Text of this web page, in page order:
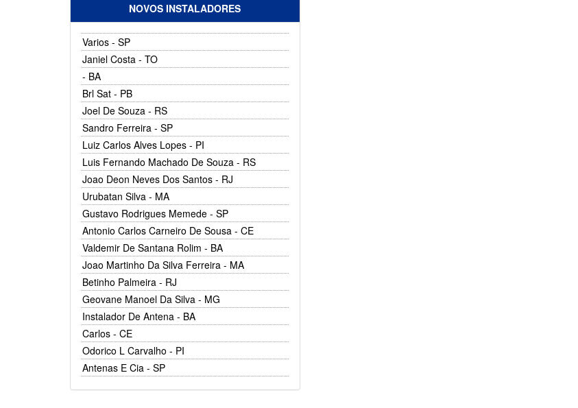
NOVOS INSTALADORES
Varios - SP
Janiel Costa - TO
- BA
Brl Sat - PB
Joel De Souza - RS
Sandro Ferreira - SP
Luiz Carlos Alves Lopes - PI
Luis Fernando Machado De Souza - RS
Joao Deon Neves Dos Santos - RJ
Urubatan Silva - MA
Gustavo Rodrigues Memede - SP
Antonio Carlos Carneiro De Sousa - CE
Valdemir De Santana Rolim - BA
Joao Martinho Da Silva Ferreira - MA
Betinho Palmeira - RJ
Geovane Manoel Da Silva - MG
Instalador De Antena - BA
Carlos - CE
Odorico L Carvalho - PI
Antenas E Cia - SP